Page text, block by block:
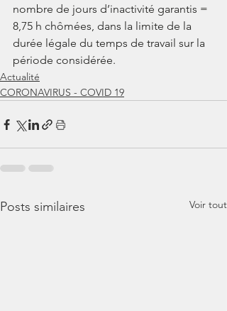
nombre de jours d’inactivité garantis =
8,75 h chômées, dans la limite de la
durée légale du temps de travail sur la
période considérée.
Actualité
CORONAVIRUS - COVID 19
Posts similaires Voir tout